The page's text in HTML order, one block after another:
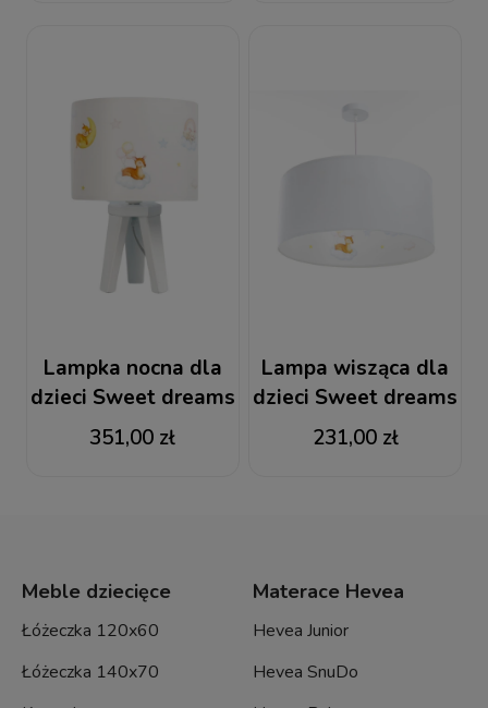
Lampka nocna dla
dzieci Sweet dreams
351,00 zł
Lampa wisząca dla
dzieci Sweet dreams
tkanina welurowa
231,00 zł
Meble dziecięce
Łóżeczka 120x60
Łóżeczka 140x70
Materace Hevea
Hevea Junior
Hevea SnuDo